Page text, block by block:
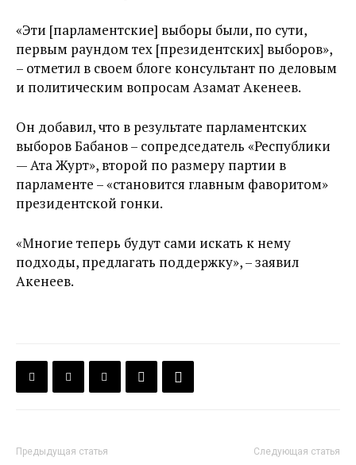
«Эти [парламентские] выборы были, по сути,
первым раундом тех [президентских] выборов»,
– отметил в своем блоге консультант по деловым
и политическим вопросам Азамат Акенеев.
Он добавил, что в результате парламентских
выборов Бабанов – сопредседатель «Республики
— Ата Журт», второй по размеру партии в
парламенте – «становится главным фаворитом»
президентской гонки.
«Многие теперь будут сами искать к нему
подходы, предлагать поддержку», – заявил
Акенеев.
Предыдущая статья Следующая статья